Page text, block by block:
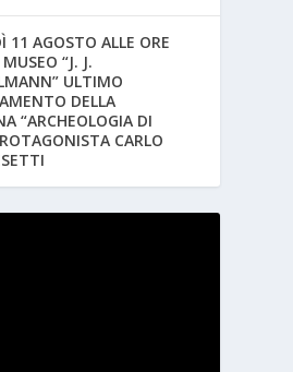
11 AGOSTO ALLE ORE
“J. J.
ULTIMO
DELLA
“ARCHEOLOGIA DI
CARLO